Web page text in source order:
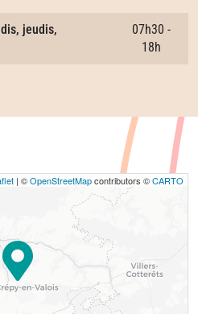
jeudis,
07h30 -
18h
| ©OpenStreetMapcontributors ©CARTO